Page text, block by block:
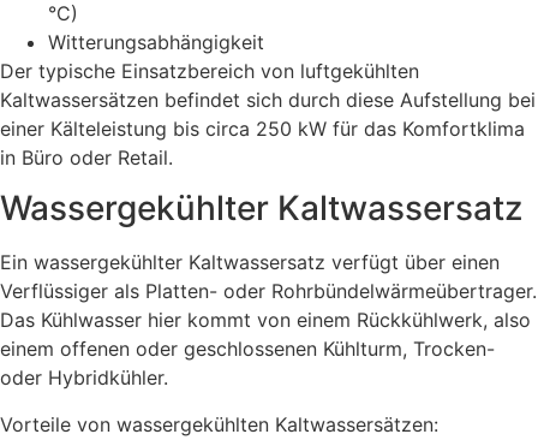
°C)
Witterungsabhängigkeit
Der typische Einsatzbereich von luftgekühlten
Kaltwassersätzen befindet sich durch diese Aufstellung bei
einer Kälteleistung bis circa 250 kW für das Komfortklima
in Büro oder Retail.
Wassergekühlter Kaltwassersatz
Ein wassergekühlter Kaltwassersatz verfügt über einen
Verflüssiger als Platten- oder Rohrbündelwärmeübertrager.
Das Kühlwasser hier kommt von einem Rückkühlwerk, also
einem offenen oder geschlossenen Kühlturm, Trocken-
oder Hybridkühler.
Vorteile von wassergekühlten Kaltwassersätzen: